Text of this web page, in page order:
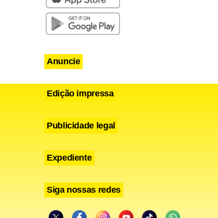
na
Anuncie
Edição impressa
Publicidade legal
Expediente
Siga nossas redes